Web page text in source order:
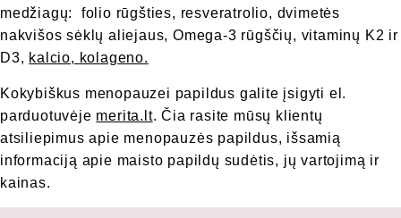
medžiagų: folio rūgšties, resveratrolio, dvimetės
nakvišos sėklų aliejaus, Omega-3 rūgščių, vitaminų K2 ir
D3, kalcio, kolageno.
Kokybiškus menopauzei papildus galite įsigyti el.
parduotuvėje merita.lt. Čia rasite mūsų klientų
atsiliepimus apie menopauzės papildus, išsamią
informaciją apie maisto papildų sudėtis, jų vartojimą ir
kainas.